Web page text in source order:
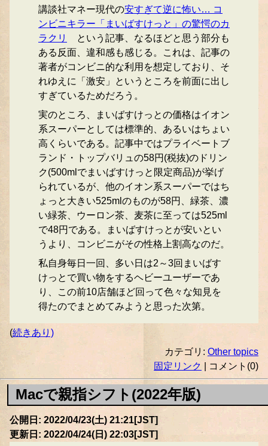
講談社マネー現代の安すぎて逆に怖い… コ
ンビニキラー「まいばすけっと」の驚愕のカ
ラクリ
という記事、なるほどと思う部分も
ある反面、違和感も感じる。これは、記事の
著者がコンビニ的な利用を想定しており、そ
れゆえに「激安」というところを前面に出し
すぎているためだろう。
実のところ、まいばすけっとの価格はイオン
系スーパーとしては標準的、あるいはちょい
高くらいである。記事中ではプライベートブ
ランド・トップバリュの58円(税抜)のドリン
ク(500mlでまいばすけっと限定商品)が挙げ
られているが、他のイオン系スーパーではち
ょっと大きい525mlのものが58円、緑茶、濃
い緑茶、ウーロン茶、麦茶に至っては525ml
で48円である。まいばすけっとが安いとい
うより、コンビニがその性格上割高なのだ。
私自身毎日一回、多い日は2～3回まいばす
けっとで買い物をするヘビーユーザーであ
り、この前10店舗ほど回って色々な知見を
得たのでまとめてみようと思った次第。
(続きあり)
カテゴリ: Other topics
固定リンク
| コメント(0)
Macで親指シフト(2022年版)
公開日: 2022/04/23(土) 21:21[JST]
更新日: 2022/04/24(日) 22:03[JST]